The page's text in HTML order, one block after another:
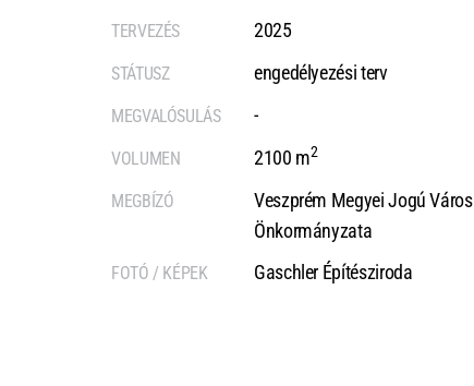
TERVEZÉS 2025
STÁTUSZ engedélyezési terv
MEGVALÓSULÁS -
VOLUMEN 2100 m2
MEGBÍZÓ
Veszprém Megyei Jogú Város
Önkormányzata
FOTÓ / KÉPEK Gaschler Építésziroda